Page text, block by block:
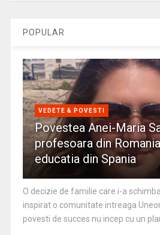
POPULAR
VEDETE & POVESTI
Povestea Anei-Maria
profesoara din
educatia din Spania
O decizie de familie care i-a
inspirat o comunitate intreaga
povesti de succes nu incep cu un